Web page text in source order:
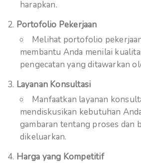
harapkan.
Portofolio Pekerjaan
Melihat portofolio
membantu Anda menilai
pengecatan yang ditawarkan
Layanan Konsultasi
Manfaatkan layanan
mendiskusikan kebutuhan
gambaran tentang proses dan
dikeluarkan.
Harga yang Kompetitif